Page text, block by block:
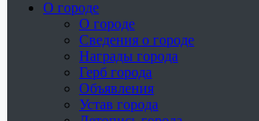
О городе
О городе
Сведения о городе
Награды города
Герб города
Объявления
Устав города